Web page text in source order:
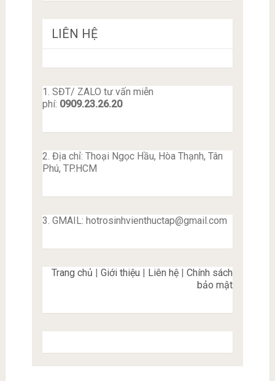
LIÊN HỆ
1. SĐT/ ZALO tư vấn miễn
phí: 0909.23.26.20
2. Địa chỉ: Thoại Ngọc Hầu, Hòa Thạnh, Tân
Phú, TP.HCM
3. GMAIL: hotrosinhvienthuctap@gmail.com
Trang chủ |Giới thiệu Liên hệ |Chính sách
bảo mật